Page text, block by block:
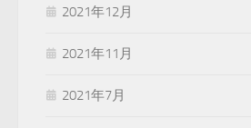
2021年12月
2021年11月
2021年7月